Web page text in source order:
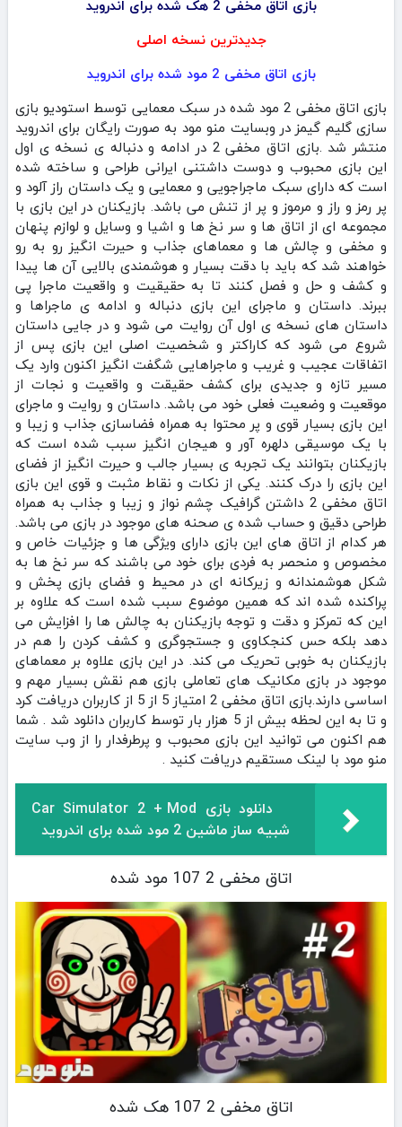
بازی اتاق مخفی 2 هک شده برای اندروید
جدیدترین نسخه اصلی
بازی اتاق مخفی 2 مود شده برای اندروید
بازی اتاق مخفی 2 مود شده در سبک معمایی توسط استودیو بازی
سازی گلیم گیمز در وبسایت منو مود به صورت رایگان برای اندروید
منتشر شد .بازی اتاق مخفی 2 در ادامه و دنباله ی نسخه ی اول
این بازی محبوب و دوست داشتنی ایرانی طراحی و ساخته شده
است که دارای سبک ماجراجویی و معمایی و یک داستان راز آلود و
پر رمز و راز و مرموز و پر از تنش می باشد. بازیکنان در این بازی با
مجموعه ای از اتاق ها و سر نخ ها و اشیا و وسایل و لوازم پنهان
و مخفی و چالش ها و معماهای جذاب و حیرت انگیز رو به رو
خواهند شد که باید با دقت بسیار و هوشمندی بالایی آن ها پیدا
و کشف و حل و فصل کنند تا به حقیقیت و واقعیت ماجرا پی
ببرند. داستان و ماجرای این بازی دنباله و ادامه ی ماجراها و
داستان های نسخه ی اول آن روایت می شود و در جایی داستان
شروع می شود که کاراکتر و شخصیت اصلی این بازی پس از
اتفاقات عجیب و غریب و ماجراهایی شگفت انگیز اکنون وارد یک
مسیر تازه و جدیدی برای کشف حقیقت و واقعیت و نجات از
موقعیت و وضعیت فعلی خود می باشد. داستان و روایت و ماجرای
این بازی بسیار قوی و پر محتوا به همراه فضاسازی جذاب و زیبا و
با یک موسیقی دلهره آور و هیجان انگیز سبب شده است که
بازیکنان بتوانند یک تجربه ی بسیار جالب و حیرت انگیز از فضای
این بازی را درک کنند. یکی از نکات و نقاط مثبت و قوی این بازی
اتاق مخفی 2 داشتن گرافیک چشم نواز و زیبا و جذاب به همراه
طراحی دقیق و حساب شده ی صحنه های موجود در بازی می باشد.
هر کدام از اتاق های این بازی دارای ویژگی ها و جزئیات خاص و
مخصوص و منحصر به فردی برای خود می باشند که سر نخ ها به
شکل هوشمندانه و زیرکانه ای در محیط و فضای بازی پخش و
پراکنده شده اند که همین موضوع سبب شده است که علاوه بر
این که تمرکز و دقت و توجه بازیکنان به چالش ها را افزایش می
دهد بلکه حس کنجکاوی و جستجوگری و کشف کردن را هم در
بازیکنان به خوبی تحریک می کند. در این بازی علاوه بر معماهای
موجود در بازی مکانیک های تعاملی بازی هم نقش بسیار مهم و
اساسی دارند.بازی اتاق مخفی 2 امتیاز 5 از 5 از کاربران دریافت کرد
و تا به این لحظه بیش از 5 هزار بار توسط کاربران دانلود شد . شما
هم اکنون می توانید این بازی محبوب و پرطرفدار را از وب سایت
منو مود با لینک مستقیم دریافت کنید .
دانلود بازی Car Simulator 2 + Mod
شبیه ساز ماشین 2 مود شده برای اندروید
اتاق مخفی 2 107 مود شده
اتاق مخفی 2 107 هک شده